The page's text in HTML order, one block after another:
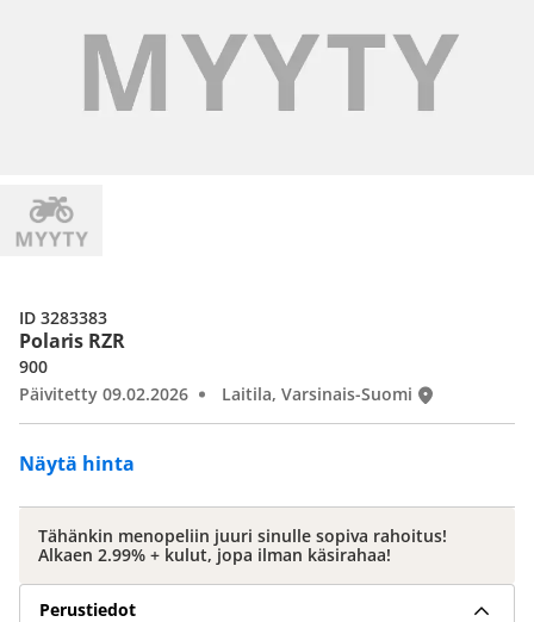
Polaris RZR
Näytä hinta
900
Päivitetty 09.02.2026
Laitila, Varsinais-Suomi
ID 3283383
Tähänkin menopeliin juuri sinulle sopiva rahoitus!
Alkaen 2.99% + kulut, jopa ilman käsirahaa!
Perustiedot